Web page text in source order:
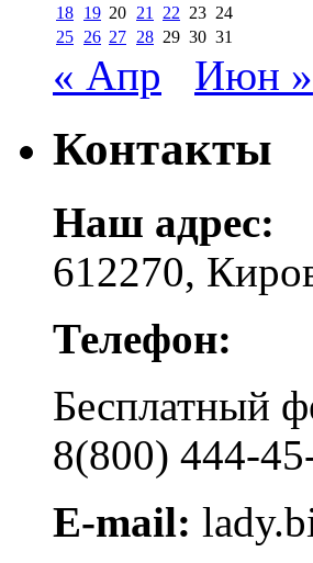
18 19 20 21 22 23 24
25 26 27 28 29 30 31
« Апр Июн »
Контакты
Наш адрес:
612270,
Телефон:
8(800) 444-
E-mail: